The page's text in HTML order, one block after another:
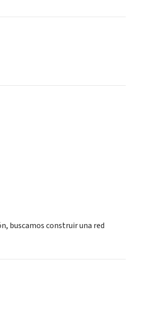
buscamos construir una red